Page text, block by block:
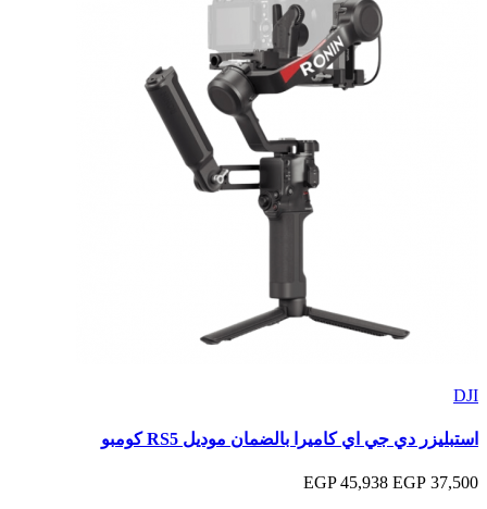
DJI
استبليزر دي جي اي كاميرا بالضمان موديل RS5 كومبو
37,500 EGP
45,938 EGP